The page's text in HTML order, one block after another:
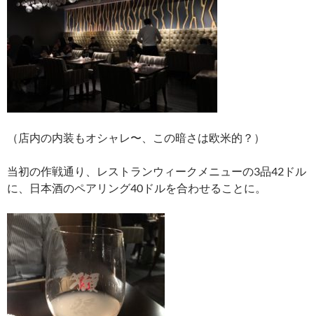
（店内の内装もオシャレ〜、この暗さは欧米的？）
当初の作戦通り、レストランウィークメニューの3品42ドル
に、日本酒のペアリング40ドルを合わせることに。